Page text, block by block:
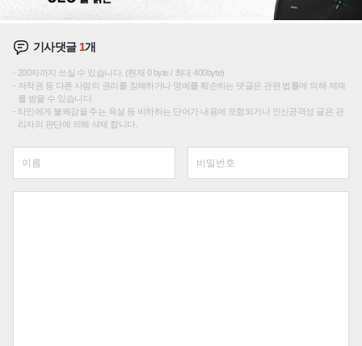
기사댓글1개
200자까지 쓰실 수 있습니다. (현재 0 byte / 최대 400byte)
저작권 등 다른 사람의 권리를 침해하거나 명예를 훼손하는 댓글은 관련 법률에 의해 제재
를 받을 수 있습니다.
타인에게 불쾌감을 주는 욕설 등 비하하는 단어가 내용에 포함되거나 인신공격성 글은 관
리자의 판단에 의해 삭제 합니다.